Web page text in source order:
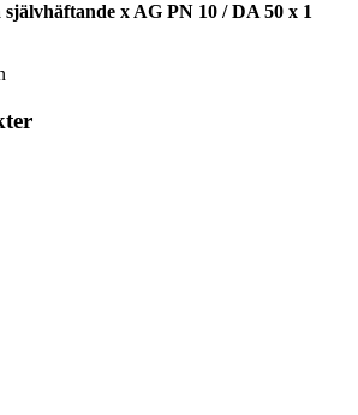
x AG PN 10 / DA 50 x 1